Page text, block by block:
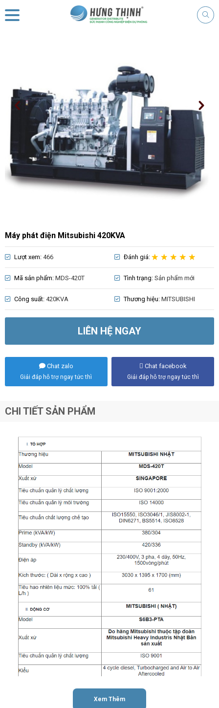
Máy phát điện Mitsubishi 420KVA
Lượt xem: 466 Đánh giá:
Mã sản phẩm: MDS-420T Tình trạng: Sản phẩm mới
Công suất: 420KVA Thương hiệu: MITSUBISHI
LIÊN HỆ NGAY
Chat zalo
Giải đáp hỗ trợ ngay tức thì
Chat facebook
Giải đáp hỗ trợ ngay tức thì
CHI TIẾT SẢN PHẨM
Xem Thêm
ĐĂNG KÝ ĐẶT HÀNG